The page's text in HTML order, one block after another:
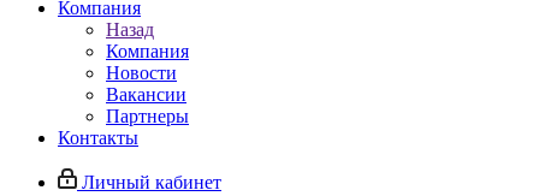
Компания
Назад
Компания
Новости
Вакансии
Партнеры
Контакты
Личный кабинет